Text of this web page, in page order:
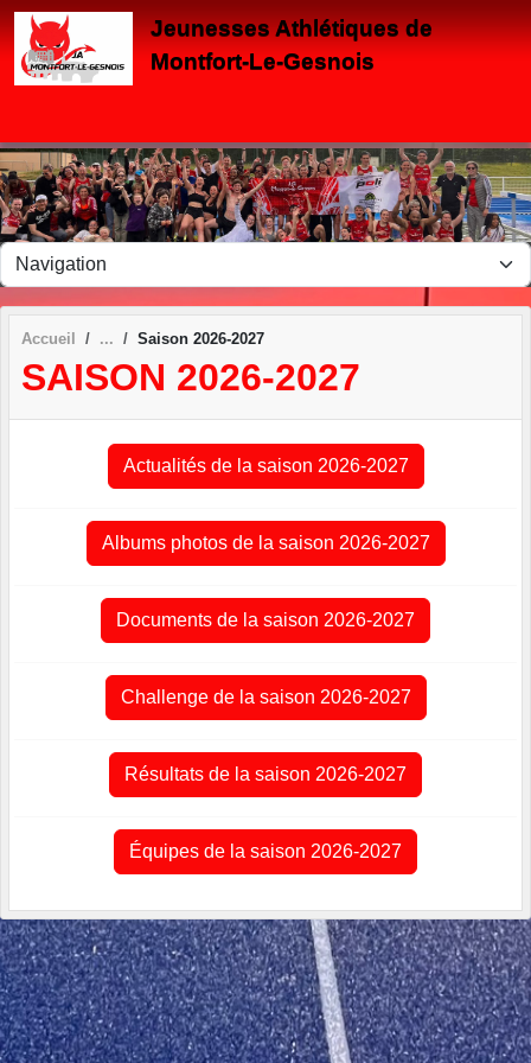
Jeunesses Athlétiques de
Montfort-Le-Gesnois
Accueil Saison 2026-2027
SAISON 2026-2027
Actualités de la saison 2026-2027
Albums photos de la saison 2026-2027
Documents de la saison 2026-2027
Challenge de la saison 2026-2027
Résultats de la saison 2026-2027
Équipes de la saison 2026-2027
Panneau de gestion des cookies